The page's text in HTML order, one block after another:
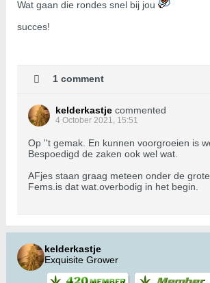
Wat gaan die rondes snel bij jou
succes!
1 comment
kelderkastje commented
4 October 2021, 15:51
Op ''t gemak. En kunnen voorgroeien is
Bespoedigd de zaken ook wel wat.
AFjes staan graag meteen onder de
Fems.is dat wat.overbodig in het begin.
kelderkastje
Exquisite Grower